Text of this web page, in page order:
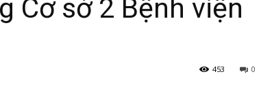
Cơ sở 2 Bệnh viện
0
453